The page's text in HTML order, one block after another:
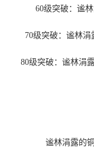
60级突破：谧
70级突破：谧林
80级突破：谧林涓
谧林涓露的